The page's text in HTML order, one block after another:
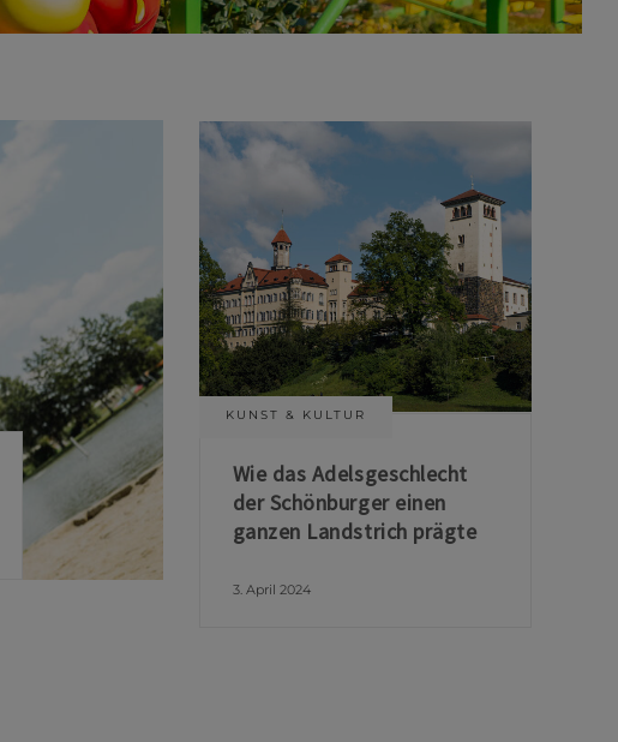
KUNST & KULTUR
Wie das Adelsgeschlecht
der Schönburger einen
ganzen Landstrich prägte
3. April 2024